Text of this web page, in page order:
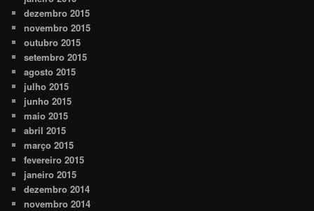
dezembro 2015
novembro 2015
outubro 2015
setembro 2015
agosto 2015
julho 2015
junho 2015
maio 2015
abril 2015
março 2015
fevereiro 2015
janeiro 2015
dezembro 2014
novembro 2014